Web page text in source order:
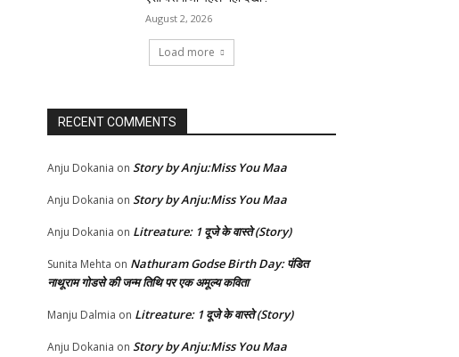
August 2, 2026
Load more
RECENT COMMENTS
Anju Dokania on Story by Anju:Miss You Maa
Anju Dokania on Story by Anju:Miss You Maa
Anju Dokania on Litreature: 1 दूजे के वास्ते (Story)
Sunita Mehta on Nathuram Godse Birth Day: पंडित
नाथूराम गोडसे की जन्म तिथि पर एक अमूल्य कविता
Manju Dalmia on Litreature: 1 दूजे के वास्ते (Story)
Anju Dokania on Story by Anju:Miss You Maa